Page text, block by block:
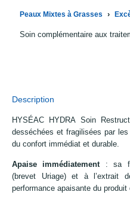
Peaux Mixtes à Grasses ›
Soin complémentaire aux
Description
HYSÉAC HYDRA Soin
desséchées et fragilisées par
du confort immédiat et durable.
Apaise immédiatement:sa
(brevet Uriage) et à l’extrait
performance apaisante du